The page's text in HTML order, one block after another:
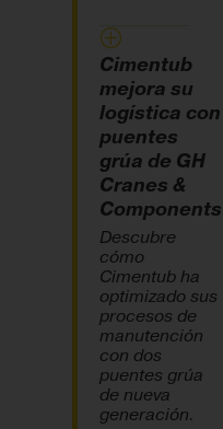
Cimentub
mejora su
logística con
puentes
grúa de GH
Cranes &
Components
Descubre
cómo
Cimentub ha
optimizado sus
procesos de
manutención
con dos
puentes grúa
de nueva
generación.